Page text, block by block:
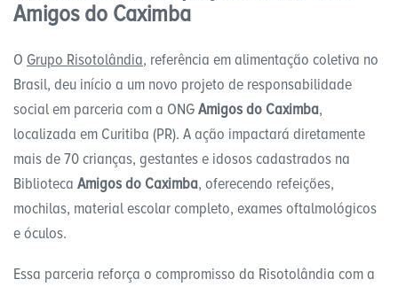
Amigos do Caximba
O Grupo Risotolândia, referência em alimentação coletiva no
Brasil, deu início a um novo projeto de responsabilidade
social em parceria com a ONGAmigos do Caximba,
localizada em Curitiba (PR). A ação impactará diretamente
mais de 70 crianças, gestantes e idosos cadastrados na
Biblioteca Amigos do Caximba, oferecendo refeições,
mochilas, material escolar completo, exames oftalmológicos
e óculos.
Essa parceria reforça o compromisso da Risotolândia com a